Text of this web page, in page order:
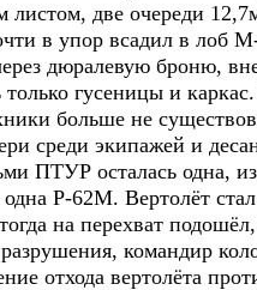
листом, две очереди
в упор всадил в лоб
дюралевую броню,
только гусеницы и
больше не
среди экипажей и
ПТУР осталась одна,
одна Р-62М. Вертолёт
на перехват
командир
отхода вертолёта